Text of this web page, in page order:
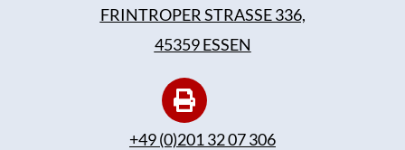
FRINTROPER STRASSE 336,
45359 ESSEN
+49 (0)201 32 07 306